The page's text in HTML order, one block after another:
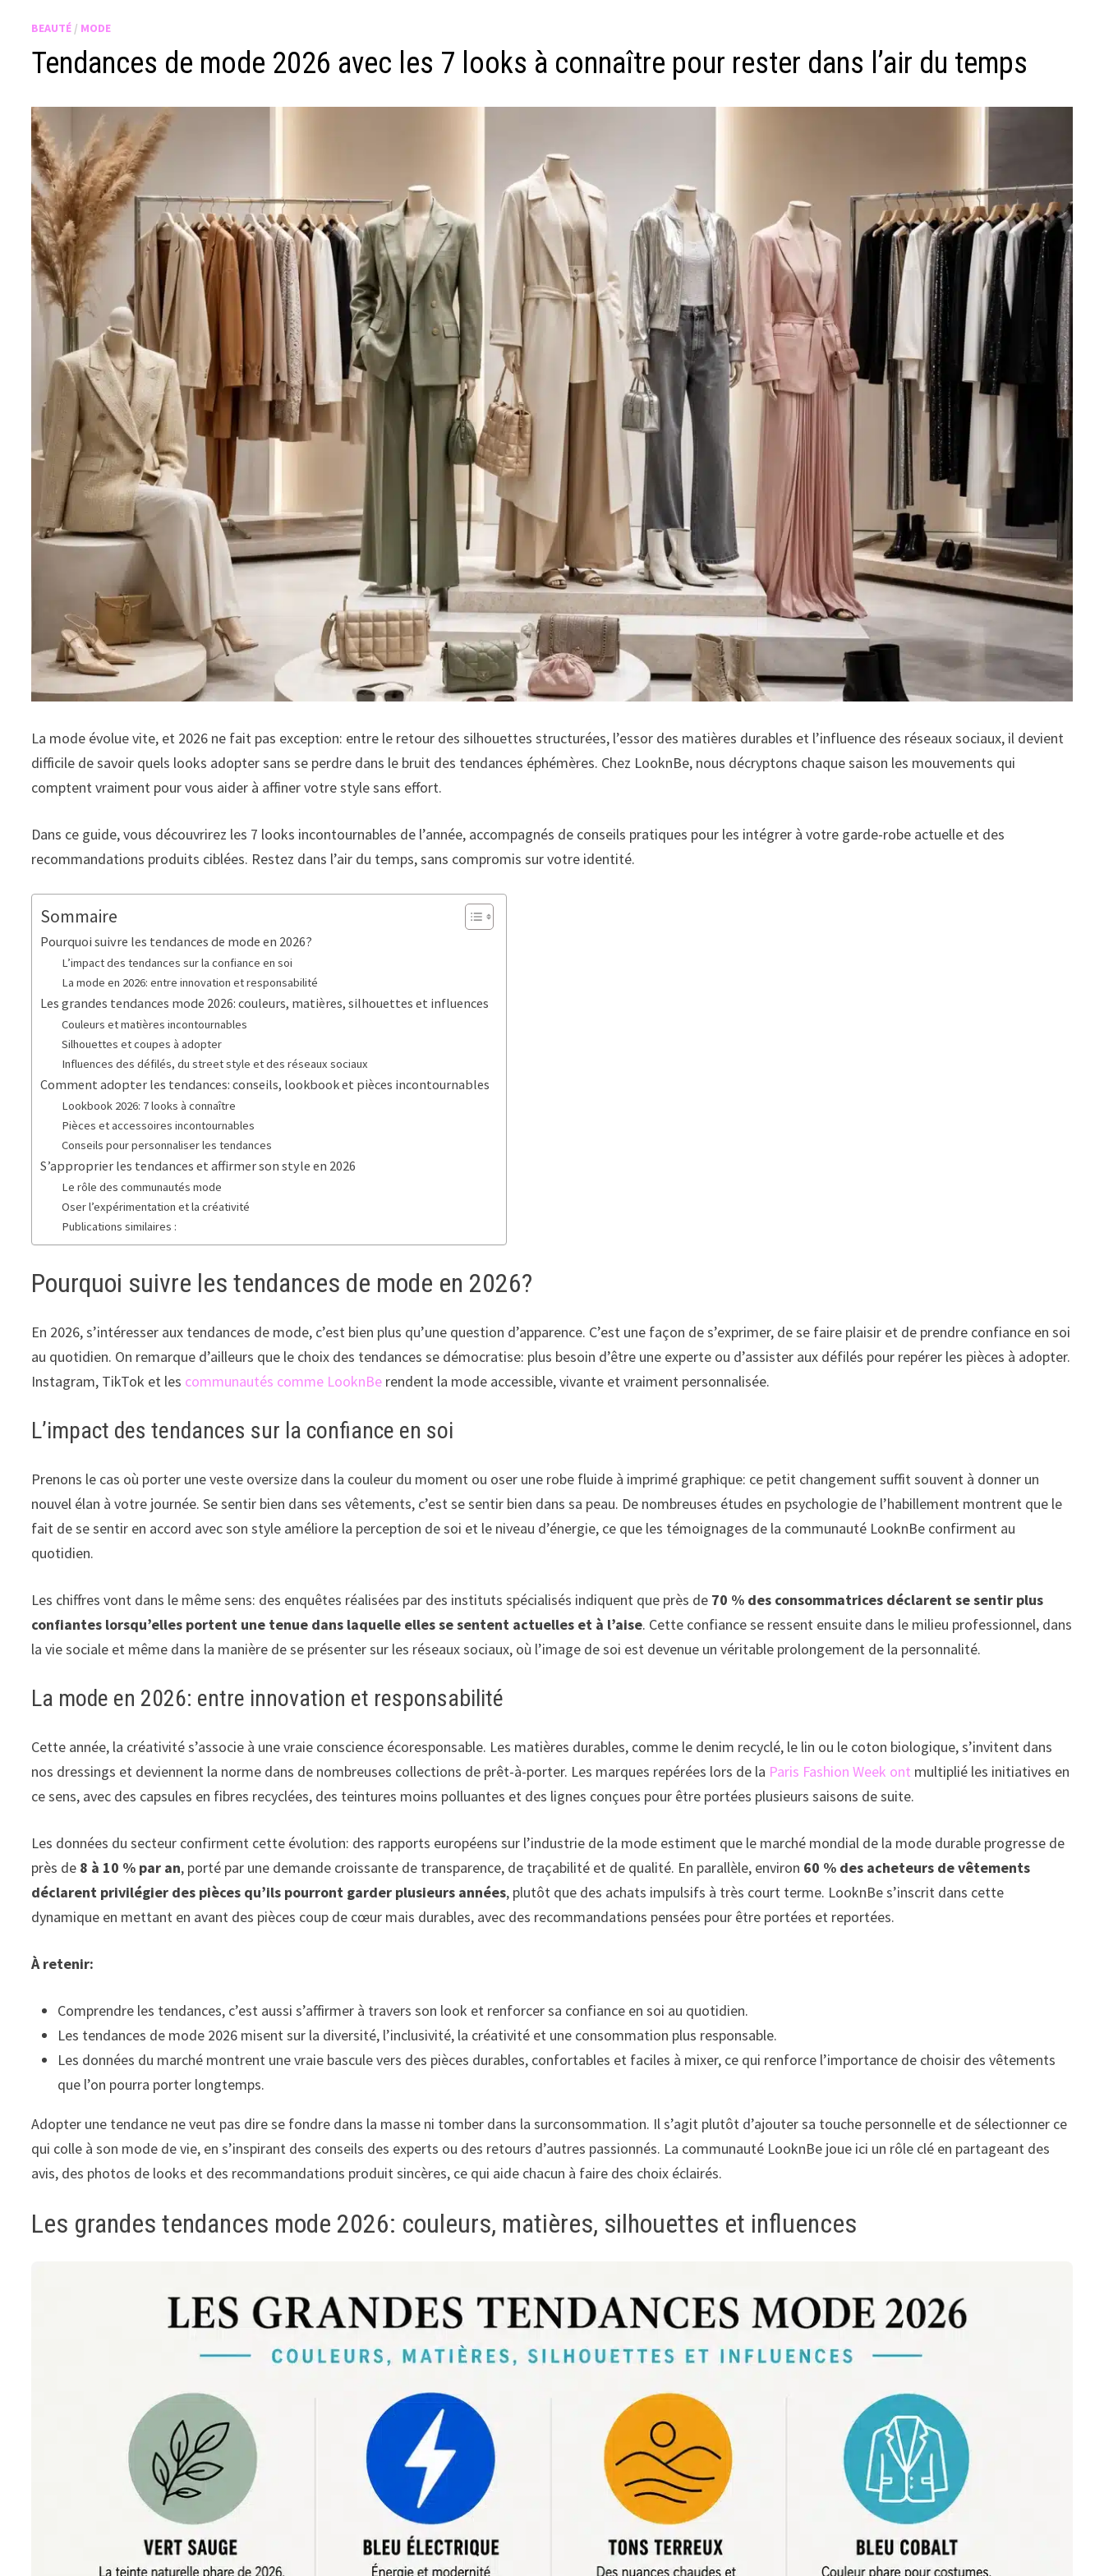
BEAUTÉ / MODE
Tendances de mode 2026 avec les 7 looks à connaître pour rester dans l’air du temps
La mode évolue vite, et 2026 ne fait pas exception: entre le retour des silhouettes structurées, l’essor des matières durables et l’influence des réseaux sociaux, il devient
difficile de savoir quels looks adopter sans se perdre dans le bruit des tendances éphémères. Chez LooknBe, nous décryptons chaque saison les mouvements qui
comptent vraiment pour vous aider à affiner votre style sans effort.
Dans ce guide, vous découvrirez les 7 looks incontournables de l’année, accompagnés de conseils pratiques pour les intégrer à votre garde-robe actuelle et des
recommandations produits ciblées. Restez dans l’air du temps, sans compromis sur votre identité.
Sommaire
Pourquoi suivre les tendances de mode en 2026?
L’impact des tendances sur la confiance en soi
La mode en 2026: entre innovation et responsabilité
Les grandes tendances mode 2026: couleurs, matières, silhouettes et influences
Couleurs et matières incontournables
Silhouettes et coupes à adopter
Influences des défilés, du street style et des réseaux sociaux
Comment adopter les tendances: conseils, lookbook et pièces incontournables
Lookbook 2026: 7 looks à connaître
Pièces et accessoires incontournables
Conseils pour personnaliser les tendances
S’approprier les tendances et affirmer son style en 2026
Le rôle des communautés mode
Oser l’expérimentation et la créativité
Publications similaires :
Pourquoi suivre les tendances de mode en 2026?
En 2026, s’intéresser aux tendances de mode, c’est bien plus qu’une question d’apparence. C’est une façon de s’exprimer, de se faire plaisir et de prendre confiance en soi
au quotidien. On remarque d’ailleurs que le choix des tendances se démocratise: plus besoin d’être une experte ou d’assister aux défilés pour repérer les pièces à adopter.
Instagram, TikTok et les communautés comme LooknBe rendent la mode accessible, vivante et vraiment personnalisée.
L’impact des tendances sur la confiance en soi
Prenons le cas où porter une veste oversize dans la couleur du moment ou oser une robe fluide à imprimé graphique: ce petit changement suffit souvent à donner un
nouvel élan à votre journée. Se sentir bien dans ses vêtements, c’est se sentir bien dans sa peau. De nombreuses études en psychologie de l’habillement montrent que le
fait de se sentir en accord avec son style améliore la perception de soi et le niveau d’énergie, ce que les témoignages de la communauté LooknBe confirment au
quotidien.
Les chiffres vont dans le même sens: des enquêtes réalisées par des instituts spécialisés indiquent que près de 70 % des consommatrices déclarent se sentir plus
confiantes lorsqu’elles portent une tenue dans laquelle elles se sentent actuelles et à l’aise. Cette confiance se ressent ensuite dans le milieu professionnel, dans
la vie sociale et même dans la manière de se présenter sur les réseaux sociaux, où l’image de soi est devenue un véritable prolongement de la personnalité.
La mode en 2026: entre innovation et responsabilité
Cette année, la créativité s’associe à une vraie conscience écoresponsable. Les matières durables, comme le denim recyclé, le lin ou le coton biologique, s’invitent dans
nos dressings et deviennent la norme dans de nombreuses collections de prêt-à-porter. Les marques repérées lors de la Paris Fashion Week ont multiplié les initiatives en
ce sens, avec des capsules en fibres recyclées, des teintures moins polluantes et des lignes conçues pour être portées plusieurs saisons de suite.
Les données du secteur confirment cette évolution: des rapports européens sur l’industrie de la mode estiment que le marché mondial de la mode durable progresse de
près de 8 à 10 % par an, porté par une demande croissante de transparence, de traçabilité et de qualité. En parallèle, environ 60 % des acheteurs de vêtements
déclarent privilégier des pièces qu’ils pourront garder plusieurs années, plutôt que des achats impulsifs à très court terme. LooknBe s’inscrit dans cette
dynamique en mettant en avant des pièces coup de cœur mais durables, avec des recommandations pensées pour être portées et reportées.
À retenir:
Comprendre les tendances, c’est aussi s’affirmer à travers son look et renforcer sa confiance en soi au quotidien.
Les tendances de mode 2026 misent sur la diversité, l’inclusivité, la créativité et une consommation plus responsable.
Les données du marché montrent une vraie bascule vers des pièces durables, confortables et faciles à mixer, ce qui renforce l’importance de choisir des vêtements
que l’on pourra porter longtemps.
Adopter une tendance ne veut pas dire se fondre dans la masse ni tomber dans la surconsommation. Il s’agit plutôt d’ajouter sa touche personnelle et de sélectionner ce
qui colle à son mode de vie, en s’inspirant des conseils des experts ou des retours d’autres passionnés. La communauté LooknBe joue ici un rôle clé en partageant des
avis, des photos de looks et des recommandations produit sincères, ce qui aide chacun à faire des choix éclairés.
Les grandes tendances mode 2026: couleurs, matières, silhouettes et influences